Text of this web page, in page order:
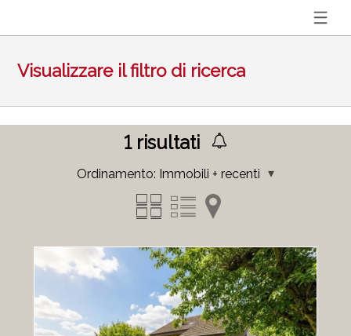
Visualizzare il filtro di ricerca
1risultati
Ordinamento: Immobili + recenti